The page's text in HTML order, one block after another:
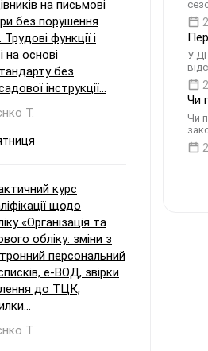
У
Чи
Чи
на письмові
без порушення
функції і
на основі
без
інструкції...
Т.
курс
щодо
«Організація та
обліку: зміни з
персональний
е-ВОД, звірки
до ТЦК,
Т.